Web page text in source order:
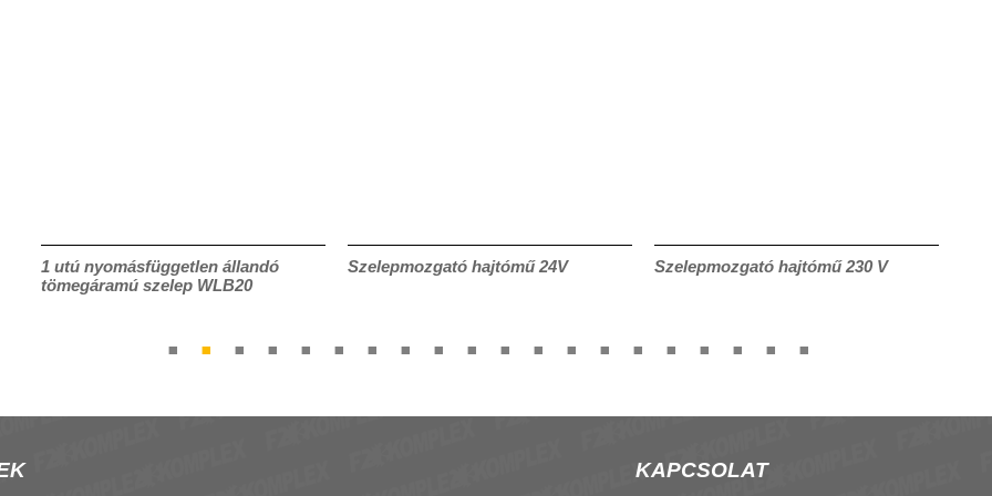
1 utú nyomásfüggetlen állandó
tömegáramú szelep WLB20
Szelepmozgató hajtómű 24V Szelepmozgató hajtómű 230 V
KAPCSOLAT